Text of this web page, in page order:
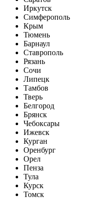
Иркутск
Симферополь
Крым
Тюмень
Барнаул
Ставрополь
Рязань
Сочи
Липецк
Тамбов
Тверь
Белгород
Брянск
Чебоксары
Ижевск
Курган
Оренбург
Орел
Пенза
Тула
Курск
Томск